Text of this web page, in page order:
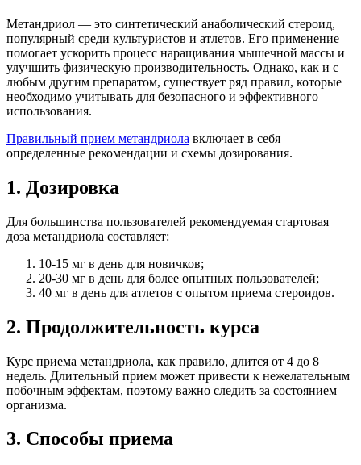
Метандриол — это синтетический анаболический стероид,
популярный среди культуристов и атлетов. Его применение
помогает ускорить процесс наращивания мышечной массы и
улучшить физическую производительность. Однако, как и с
любым другим препаратом, существует ряд правил, которые
необходимо учитывать для безопасного и эффективного
использования.
Правильный прием метандриола включает в себя
определенные рекомендации и схемы дозирования.
1. Дозировка
Для большинства пользователей рекомендуемая стартовая
доза метандриола составляет:
10-15 мг в день для новичков;
20-30 мг в день для более опытных пользователей;
40 мг в день для атлетов с опытом приема стероидов.
2. Продолжительность курса
Курс приема метандриола, как правило, длится от 4 до 8
недель. Длительный прием может привести к нежелательным
побочным эффектам, поэтому важно следить за состоянием
организма.
3. Способы приема